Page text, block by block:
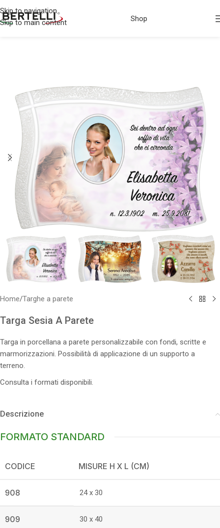
Skip to navigation
Skip to main content
Shop
Home/Targhe a parete
Targa Sesia A Parete
Targa in porcellana a parete personalizzabile con fondi, scritte e
marmorizzazioni. Possibilità di applicazione di un supporto a
terreno.
Consulta i formati disponibili.
Descrizione
FORMATO STANDARD
CODICE MISURE H X L (CM)
908 24 x 30
909 30 x 40